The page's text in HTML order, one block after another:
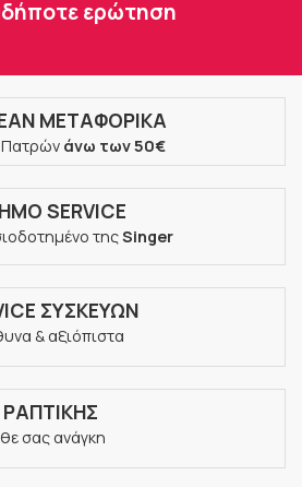
ερώτηση
ΜΕΤΑΦΟΡΙΚΑ
Πατρών άνω των 50€
SERVICE
τηςSinger
ΣΥΣΚΕΥΩΝ
& αξιόπιστα
ΡΑΠΤΙΚΗΣ
σας ανάγκη